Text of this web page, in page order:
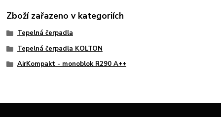
Zboží zařazeno v kategoriích
Tepelná čerpadla
Tepelná čerpadla KOLTON
AirKompakt - monoblok R290 A++